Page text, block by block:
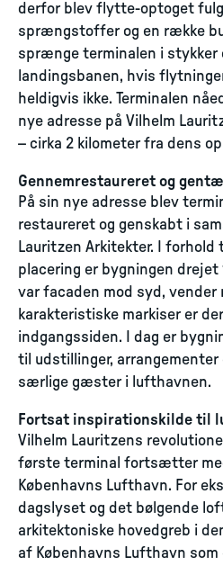
derfor blev flytte-optoget
sprængstoffer og en række
sprænge terminalen i stykker
landingsbanen, hvis
heldigvis ikke. Terminalen
nye adresse på Vilhelm
– cirka 2 kilometer fra dens
Gennemrestaureret og
På sin nye adresse blev
restaureret og genskabt i
Lauritzen Arkitekter. I forhold
placering er bygningen drejet
var facaden mod syd, vender
karakteristiske markiser er
indgangssiden. I dag er
til udstillinger,
særlige gæster i lufthavnen.
Fortsat inspirationskilde til
Vilhelm Lauritzens
første terminal fortsætter
Københavns Lufthavn. For
dagslyset og det bølgende
arkitektoniske hovedgreb i
af Københavns Lufthavn som